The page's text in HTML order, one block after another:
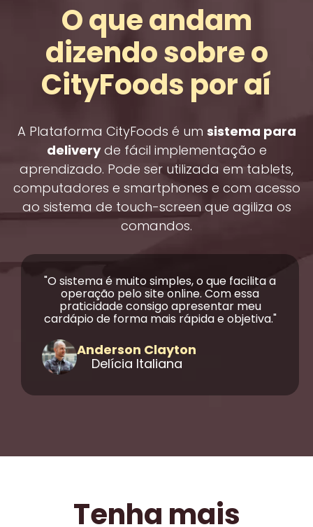
O que andam
dizendo sobre o
CityFoods por aí
A Plataforma CityFoods é um sistema para
deliveryde fácil implementação e
aprendizado. Pode ser utilizada em tablets,
computadores e smartphones e com acesso
ao sistema de touch-screen que agiliza os
comandos.
O sistema é muito simples, o que facilita a
operação pelo site online. Com essa
praticidade consigo apresentar meu
cardápio de forma mais rápida e objetiva.
Anderson Clayton
Delícia Italiana
Tenha mais